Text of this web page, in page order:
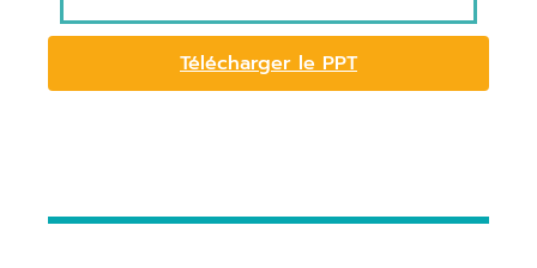
Télécharger le PPT